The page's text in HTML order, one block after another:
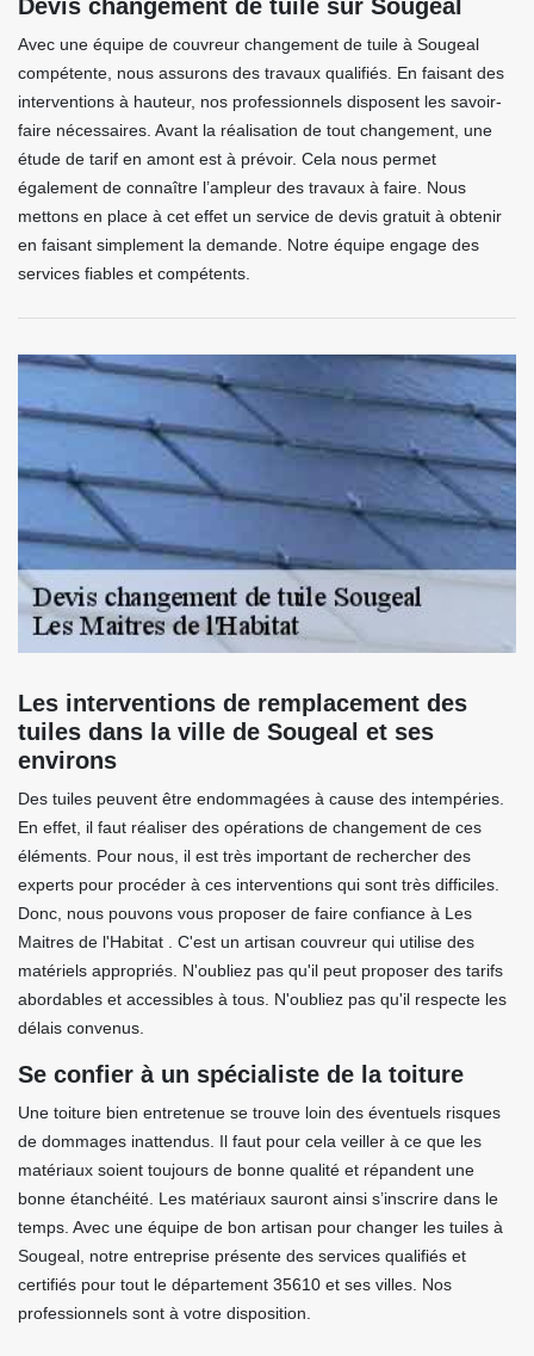
Devis changement de tuile sur Sougeal
Avec une équipe de couvreur changement de tuile à Sougeal
compétente, nous assurons des travaux qualifiés. En faisant des
interventions à hauteur, nos professionnels disposent les savoir-
faire nécessaires. Avant la réalisation de tout changement, une
étude de tarif en amont est à prévoir. Cela nous permet
également de connaître l’ampleur des travaux à faire. Nous
mettons en place à cet effet un service de devis gratuit à obtenir
en faisant simplement la demande. Notre équipe engage des
services fiables et compétents.
Les interventions de remplacement des
tuiles dans la ville de Sougeal et ses
environs
Des tuiles peuvent être endommagées à cause des intempéries.
En effet, il faut réaliser des opérations de changement de ces
éléments. Pour nous, il est très important de rechercher des
experts pour procéder à ces interventions qui sont très difficiles.
Donc, nous pouvons vous proposer de faire confiance à Les
Maitres de l'Habitat . C'est un artisan couvreur qui utilise des
matériels appropriés. N'oubliez pas qu'il peut proposer des tarifs
abordables et accessibles à tous. N'oubliez pas qu'il respecte les
délais convenus.
Se confier à un spécialiste de la toiture
Une toiture bien entretenue se trouve loin des éventuels risques
de dommages inattendus. Il faut pour cela veiller à ce que les
matériaux soient toujours de bonne qualité et répandent une
bonne étanchéité. Les matériaux sauront ainsi s’inscrire dans le
temps. Avec une équipe de bon artisan pour changer les tuiles à
Sougeal, notre entreprise présente des services qualifiés et
certifiés pour tout le département 35610 et ses villes. Nos
professionnels sont à votre disposition.